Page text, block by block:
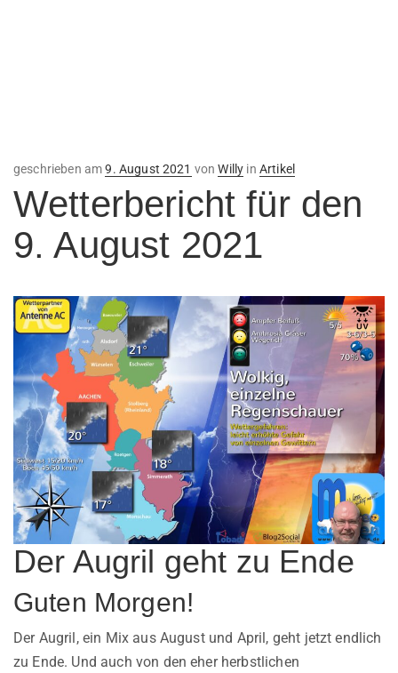
geschrieben amVeröffentlicht
9. August 2021 vonWilly in Artikel
Wetterbericht für den
9. August 2021
Der Augril geht zu Ende
Guten Morgen!
Der Augril, ein Mix aus August und April, geht jetzt endlich
zu Ende. Und auch von den eher herbstlichen